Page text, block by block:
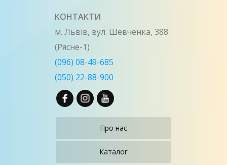
КОНТАКТИ
м. Львів, вул. Шевченка, 388
(Рясне-1)
(096) 08-49-685
(050) 22-88-900
Про нас
Каталог